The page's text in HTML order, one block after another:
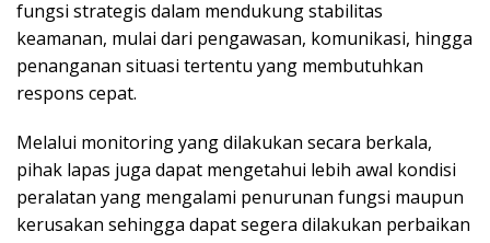
fungsi strategis dalam mendukung stabilitas
keamanan, mulai dari pengawasan, komunikasi, hingga
penanganan situasi tertentu yang membutuhkan
respons cepat.
Melalui monitoring yang dilakukan secara berkala,
pihak lapas juga dapat mengetahui lebih awal kondisi
peralatan yang mengalami penurunan fungsi maupun
kerusakan sehingga dapat segera dilakukan perbaikan